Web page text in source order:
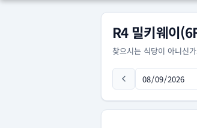
R4 밀키웨이
찾으시는 식당이 아니신